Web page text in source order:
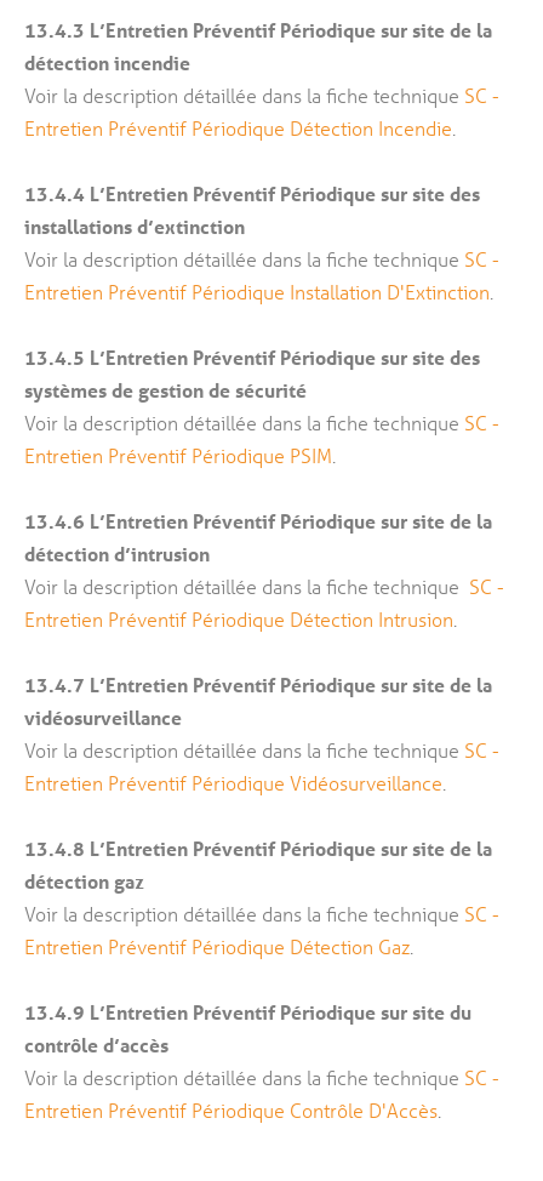
13.4.3 L’Entretien Préventif Périodique sur site de la
détection incendie
Voir la description détaillée dans la fiche technique SC -
Entretien Préventif Périodique Détection Incendie
13.4.4 L’Entretien Préventif Périodique sur site des
installations d’extinction
Voir la description détaillée dans la fiche technique SC -
Entretien Préventif Périodique Installation D'Extinction
13.4.5 L’Entretien Préventif Périodique sur site des
systèmes de gestion de sécurité
Voir la description détaillée dans la fiche technique SC -
Entretien Préventif Périodique PSIM
13.4.6 L’Entretien Préventif Périodique sur site de la
détection d’intrusion
Voir la description détaillée dans la fiche technique SC -
Entretien Préventif Périodique Détection Intrusion
13.4.7 L’Entretien Préventif Périodique sur site de la
vidéosurveillance
Voir la description détaillée dans la fiche technique SC -
Entretien Préventif Périodique Vidéosurveillance
13.4.8 L’Entretien Préventif Périodique sur site de la
détection gaz
Voir la description détaillée dans la fiche technique SC -
Entretien Préventif Périodique Détection Gaz
13.4.9 L’Entretien Préventif Périodique sur site du
contrôle d’accès
Voir la description détaillée dans la fiche technique SC -
Entretien Préventif Périodique Contrôle D'Accès